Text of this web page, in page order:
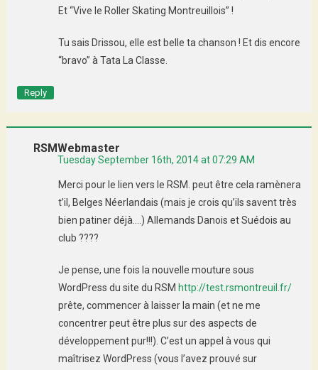
Et “Vive le Roller Skating Montreuillois” !
Tu sais Drissou, elle est belle ta chanson ! Et dis encore
“bravo” à Tata La Classe.
Reply
RSMWebmaster
Tuesday September 16th, 2014 at 07:29 AM
Merci pour le lien vers le RSM. peut être cela ramènera
t’il, Belges Néerlandais (mais je crois qu’ils savent très
bien patiner déjà….) Allemands Danois et Suédois au
club ????
Je pense, une fois la nouvelle mouture sous
WordPress du site du RSM http://test.rsmontreuil.fr/
prête, commencer à laisser la main (et ne me
concentrer peut être plus sur des aspects de
développement pur!!!). C’est un appel à vous qui
maîtrisez WordPress (vous l’avez prouvé sur